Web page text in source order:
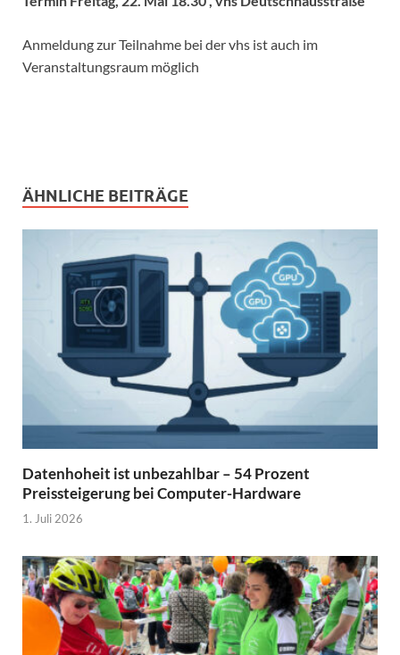
Anmeldung zur Teilnahme bei der vhs ist auch im
Veranstaltungsraum möglich
ÄHNLICHE BEITRÄGE
Datenhoheit ist unbezahlbar – 54 Prozent
Preissteigerung bei Computer-Hardware
1. Juli 2026